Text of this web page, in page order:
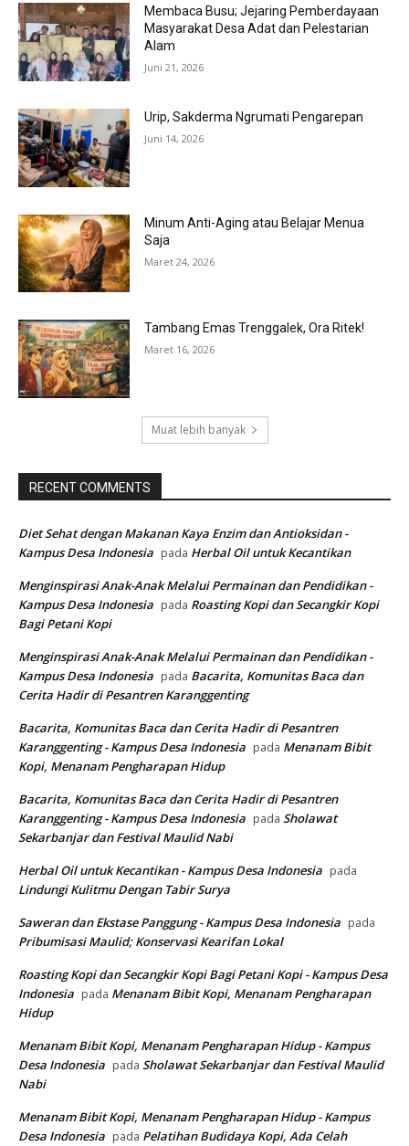
Membaca Busu; Jejaring Pemberdayaan
Masyarakat Desa Adat dan Pelestarian
Alam
Juni 21, 2026
Urip, Sakderma Ngrumati Pengarepan
Juni 14, 2026
Minum Anti-Aging atau Belajar Menua
Saja
Maret 24, 2026
Tambang Emas Trenggalek, Ora Ritek!
Maret 16, 2026
Muat lebih banyak
RECENT COMMENTS
Diet Sehat dengan Makanan Kaya Enzim dan Antioksidan -
Kampus Desa Indonesia pada Herbal Oil untuk Kecantikan
Menginspirasi Anak-Anak Melalui Permainan dan Pendidikan -
Kampus Desa Indonesia pada Roasting Kopi dan Secangkir Kopi
Bagi Petani Kopi
Menginspirasi Anak-Anak Melalui Permainan dan Pendidikan -
Kampus Desa Indonesia pada Bacarita, Komunitas Baca dan
Cerita Hadir di Pesantren Karanggenting
Bacarita, Komunitas Baca dan Cerita Hadir di Pesantren
Karanggenting - Kampus Desa Indonesia pada Menanam Bibit
Kopi, Menanam Pengharapan Hidup
Bacarita, Komunitas Baca dan Cerita Hadir di Pesantren
Karanggenting - Kampus Desa Indonesia pada Sholawat
Sekarbanjar dan Festival Maulid Nabi
Herbal Oil untuk Kecantikan - Kampus Desa Indonesia pada
Lindungi Kulitmu Dengan Tabir Surya
Saweran dan Ekstase Panggung - Kampus Desa Indonesia pada
Pribumisasi Maulid; Konservasi Kearifan Lokal
Roasting Kopi dan Secangkir Kopi Bagi Petani Kopi - Kampus Desa
Indonesia pada Menanam Bibit Kopi, Menanam Pengharapan
Hidup
Menanam Bibit Kopi, Menanam Pengharapan Hidup - Kampus
Desa Indonesia pada Sholawat Sekarbanjar dan Festival Maulid
Nabi
Menanam Bibit Kopi, Menanam Pengharapan Hidup - Kampus
Desa Indonesia pada Pelatihan Budidaya Kopi, Ada Celah